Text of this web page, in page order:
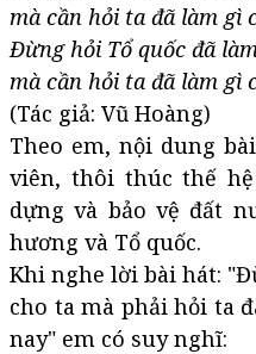
mà cần hỏi ta đã làm gì
Đừng hỏi Tổ quốc đã
mà cần hỏi ta đã làm gì
(Tác giả: Vũ Hoàng)
Theo em, nội dung
viên, thôi thúc thế
dựng và bảo vệ đất
hương và Tổ quốc.
Khi nghe lời bài hát:
cho ta mà phải hỏi ta
nay" em có suy nghĩ: